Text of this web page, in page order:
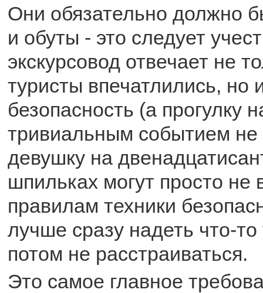
Они обязательно должно
и обуты - это следует
экскурсовод отвечает не
туристы впечатлились, но
безопасность (а прогулку
тривиальным событием
девушку на
шпильках могут просто не
правилам техники
лучше сразу надеть что-
потом не расстраиваться.
Это самое главное